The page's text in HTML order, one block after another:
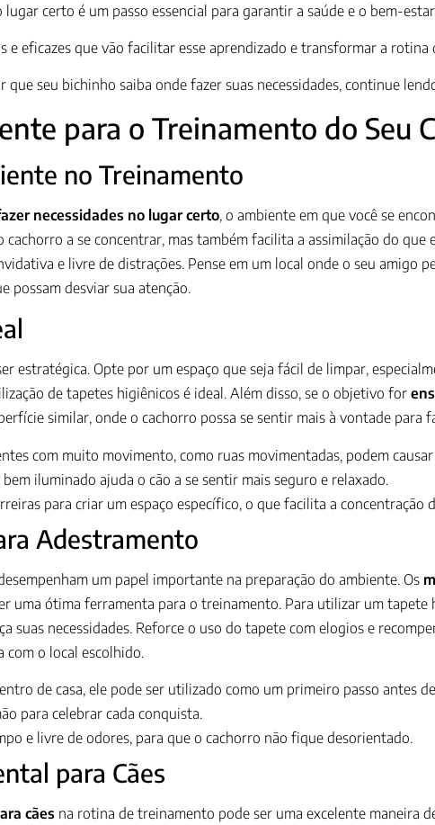
certo é um passo essencial para garantir a saúde e o bem-
e eficazes que vão facilitar esse aprendizado e transformar a rotina
seu bichinho saiba onde fazer suas necessidades, continue
para o Treinamento do Seu
no Treinamento
necessidades no lugar certo, o ambiente em que você se
a se concentrar, mas também facilita a assimilação do que
e livre de distrações. Pense em um local onde o seu amigo
possam desviar sua atenção.
estratégica. Opte por um espaço que seja fácil de limpar,
de tapetes higiênicos é ideal. Além disso, se o objetivo for
similar, onde o cachorro possa se sentir mais à vontade para
com muito movimento, como ruas movimentadas, podem
bem iluminado ajuda o cão a se sentir mais seguro e relaxado.
para criar um espaço específico, o que facilita a concentração
Adestramento
um papel importante na preparação do ambiente. Os
uma ótima ferramenta para o treinamento. Para utilizar um
suas necessidades. Reforce o uso do tapete com elogios e
com o local escolhido.
de casa, ele pode ser utilizado como um primeiro passo antes
para celebrar cada conquista.
e livre de odores, para que o cachorro não fique desorientado.
para Cães
cães na rotina de treinamento pode ser uma excelente maneira